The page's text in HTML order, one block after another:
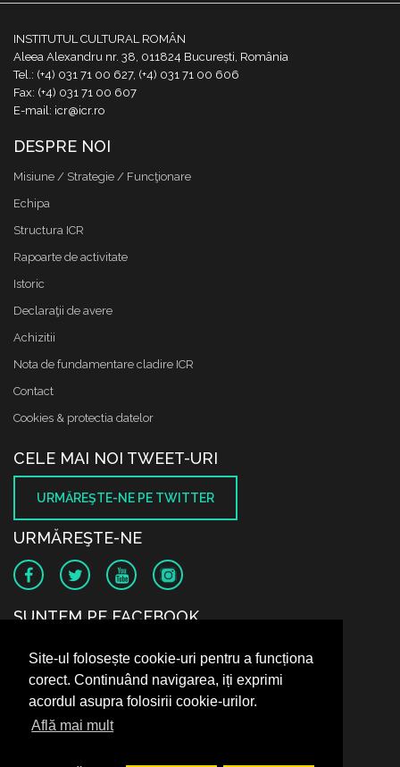
Site-ul folosește cookie-uri pentru a funcționa
corect. Continuând navigarea, iți exprimi
acordul asupra folosirii cookie-urilor.
Află mai mult
INSTITUTUL CULTURAL ROMÂN
Aleea Alexandru nr. 38, 011824 București, România
Tel.: (+4) 031 71 00 627, (+4) 031 71 00 606
Fax: (+4) 031 71 00 607
E-mail: icr@icr.ro
DESPRE NOI
Misiune / Strategie / Funcţionare
Echipa
Structura ICR
Rapoarte de activitate
Istoric
Declaraţii de avere
Achizitii
Nota de fundamentare cladire ICR
Contact
Cookies & protectia datelor
CELE MAI NOI TWEET-URI
URMĂREŞTE-NE PE TWITTER
URMĂREŞTE-NE
SUNTEM PE FACEBOOK